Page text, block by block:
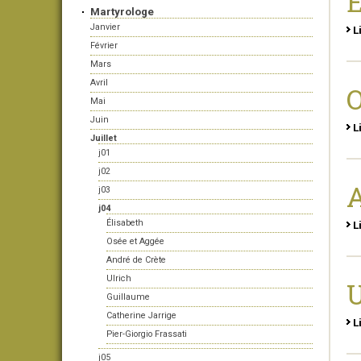
Martyrologe
Janvier
Février
Mars
Avril
Mai
Juin
Juillet
j01
j02
j03
j04
Élisabeth
Osée et Aggée
André de Crète
Ulrich
Guillaume
Catherine Jarrige
Pier-Giorgio Frassati
j05